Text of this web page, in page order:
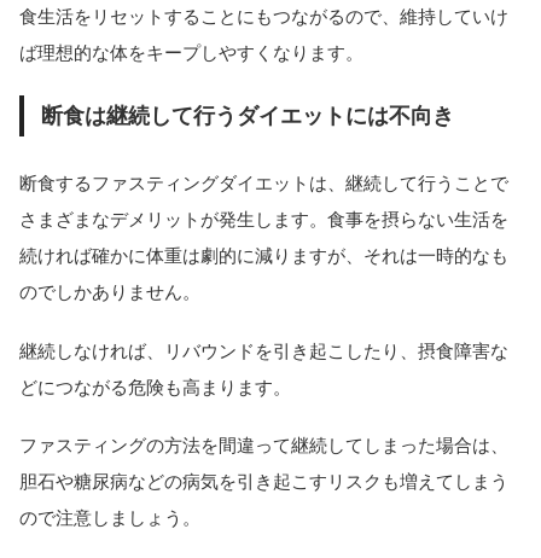
食生活をリセットすることにもつながるので、維持していけ
ば理想的な体をキープしやすくなります。
断食は継続して行うダイエットには不向き
断食するファスティングダイエットは、継続して行うことで
さまざまなデメリットが発生します。食事を摂らない生活を
続ければ確かに体重は劇的に減りますが、それは一時的なも
のでしかありません。
継続しなければ、リバウンドを引き起こしたり、摂食障害な
どにつながる危険も高まります。
ファスティングの方法を間違って継続してしまった場合は、
胆石や糖尿病などの病気を引き起こすリスクも増えてしまう
ので注意しましょう。